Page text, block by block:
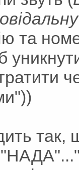
та
так,